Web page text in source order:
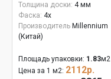
Толщина доски: 4 мм
Фаска: 4x
Производитель Millennium
(Китай)
Площадь упаковки: 1.83м2
Цена за 1 м2: 2112р.